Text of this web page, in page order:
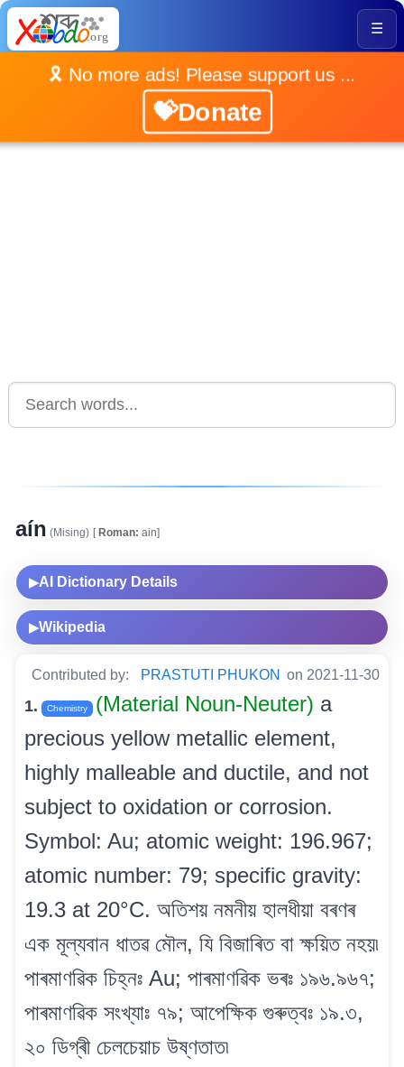
☰
🎗️ No more ads! Please support us ...
💝Donate
aín (Mising) [Roman: ain]
▶AI Dictionary Details
▶Wikipedia
Contributed by: PRASTUTI PHUKON on 2021-11-30
1. Chemistry (Material Noun-Neuter) a
precious yellow metallic element,
highly malleable and ductile, and not
subject to oxidation or corrosion.
Symbol: Au; atomic weight: 196.967;
atomic number: 79; specific gravity:
19.3 at 20°C. অতিশয় নমনীয় হালধীয়া বৰণৰ
এক মূল্যবান ধাতৱ মৌল, যি বিজাৰিত বা ক্ষয়িত নহয়৷
পাৰমাণৱিক চিহ্নঃ Au; পাৰমাণৱিক ভৰঃ ১৯৬.৯৬৭;
পাৰমাণৱিক সংখ্যাঃ ৭৯; আপেক্ষিক গুৰুত্বঃ ১৯.৩,
২০ ডিগ্ৰী চেলচেয়াচ উষ্ণতাত৷